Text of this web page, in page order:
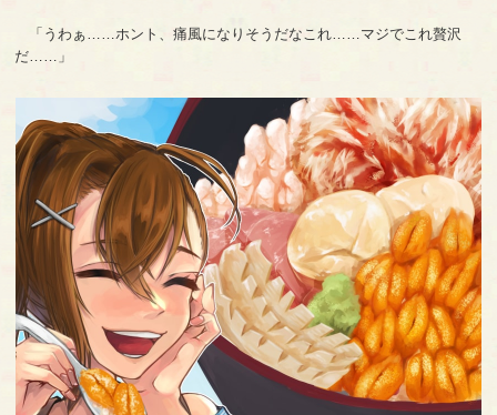
「うわぁ……ホント、痛風になりそうだなこれ……マジでこれ贅沢
だ……」